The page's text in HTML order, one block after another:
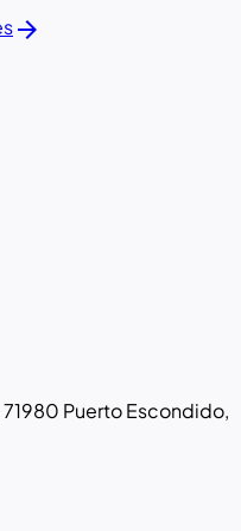
arrow_forward
Puerto Escondido,